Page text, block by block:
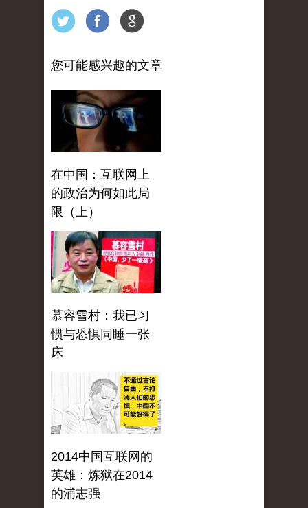
您可能感兴趣的文章
在中国：互联网上
的政治为何如此局
限（上）
慕容雪村：我已习
惯与恐惧同睡一张
床
2014中国互联网的
英雄：炼狱在2014
的浦志强